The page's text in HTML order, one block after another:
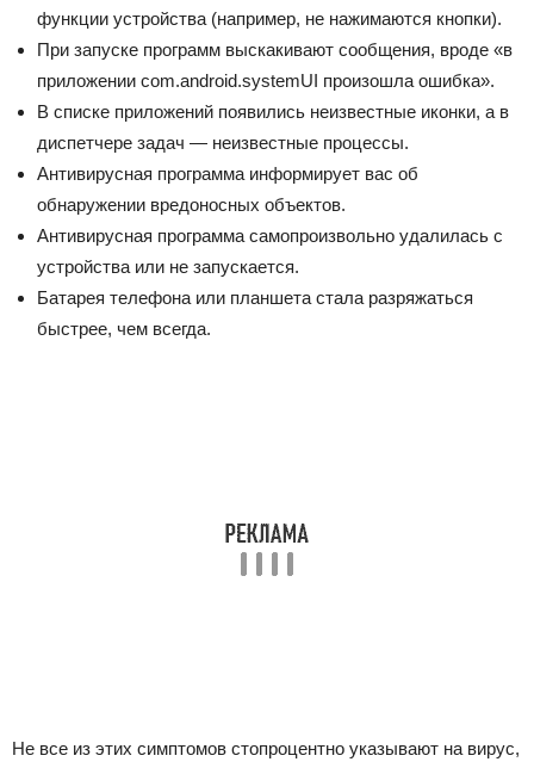
функции устройства (например, не нажимаются кнопки).
При запуске программ выскакивают сообщения, вроде «в
приложении com.android.systemUI произошла ошибка».
В списке приложений появились неизвестные иконки, а в
диспетчере задач — неизвестные процессы.
Антивирусная программа информирует вас об
обнаружении вредоносных объектов.
Антивирусная программа самопроизвольно удалилась с
устройства или не запускается.
Батарея телефона или планшета стала разряжаться
быстрее, чем всегда.
Не все из этих симптомов стопроцентно указывают на вирус,